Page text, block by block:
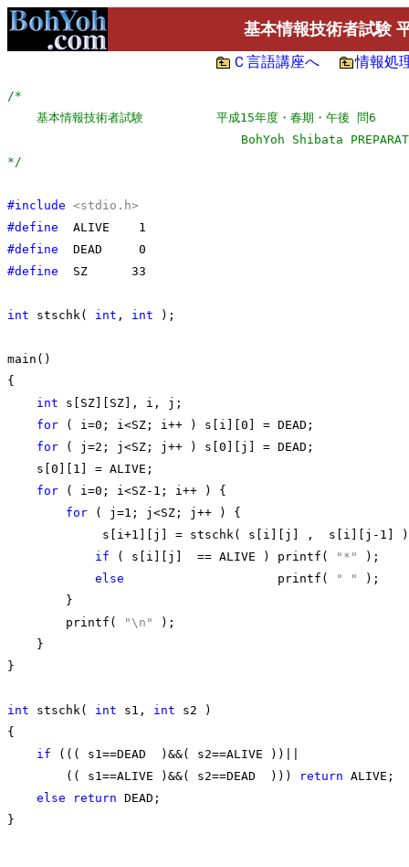
基本情報技術者試験
Ｃ言語講座へ 情報処
/*
    基本情報技術者試験          平成15年度・春期・午後 問6
BohYoh Shibata
*/
#include <stdio.h>
#define
#define
#define
  SZ      33
int stschk( int , int );
main()
{
int s[SZ][SZ], i, j;
for ( i=0; i<SZ; i++ ) s[i][0] = DEAD;
for ( j=2; j<SZ; j++ ) s[0][j] = DEAD;
    s[0][1] = ALIVE;
for ( i=0; i<SZ-1; i++ ) {
for ( j=1; j<SZ; j++ ) {
s[i+1][j] = stschk( s[i][j] ,  s[i][j-1]
if ( s[i][j]  == ALIVE ) printf( "*"
);
else
                     printf(
" "
);
        }
        printf(
"\n"
);
    }
}
int stschk( int s1, int s2 )
{
if ((( s1==DEAD  )&&( s2==ALIVE ))||
        (( s1==ALIVE )&&( s2==DEAD  )))
return ALIVE;
else
return DEAD;